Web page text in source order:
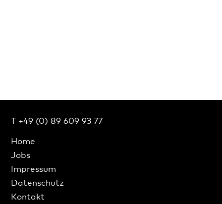
T +49 (0) 89 609 93 77
Home
Jobs
Impressum
Datenschutz
Kontakt